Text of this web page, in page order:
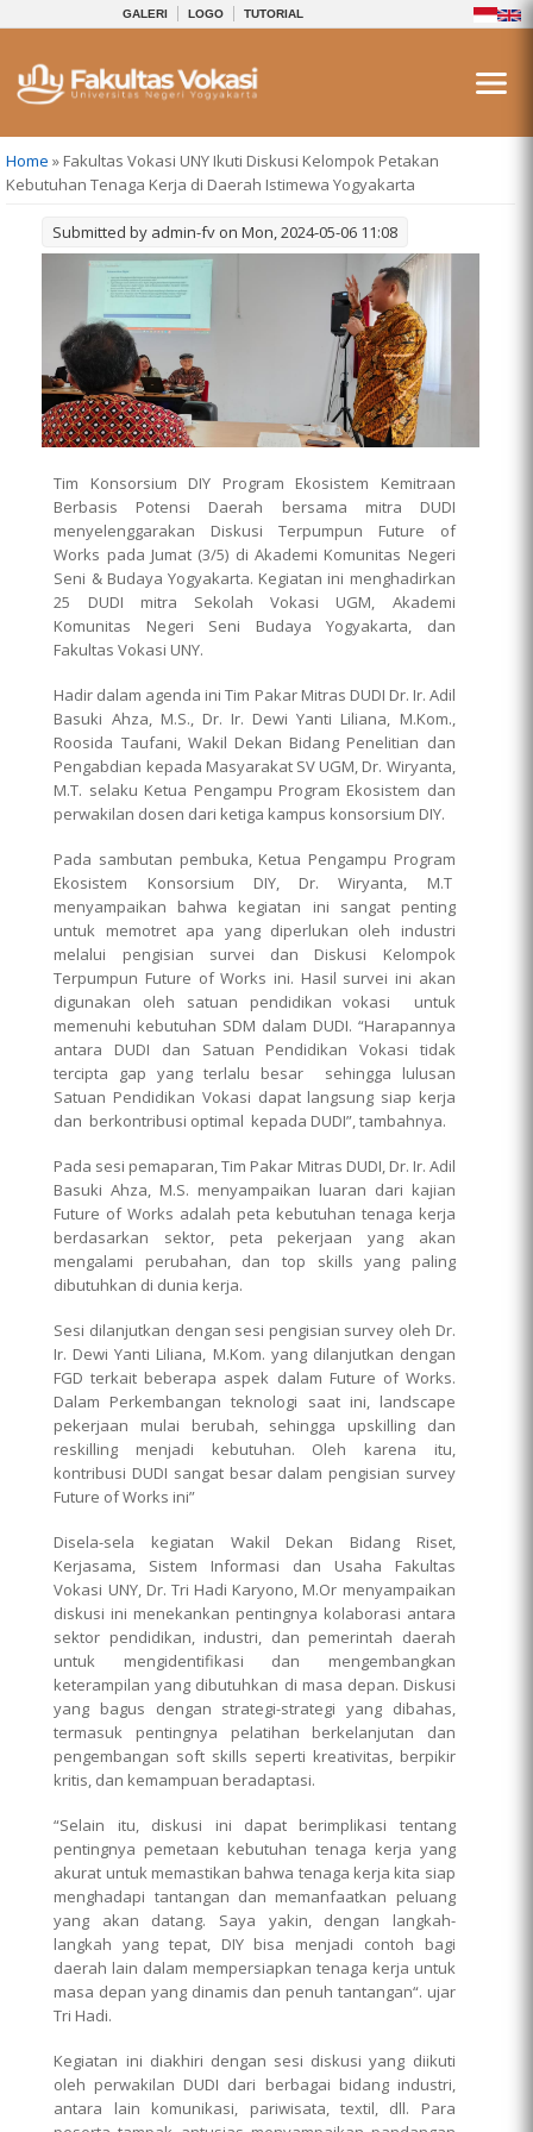
GALERI LOGO TUTORIAL
You are here
Home » Fakultas Vokasi UNY Ikuti Diskusi Kelompok Petakan
Kebutuhan Tenaga Kerja di Daerah Istimewa Yogyakarta
Submitted by admin-fv on Mon, 2024-05-06 11:08
Tim Konsorsium DIY Program Ekosistem Kemitraan
Berbasis Potensi Daerah bersama mitra DUDI
menyelenggarakan Diskusi Terpumpun Future of
Works pada Jumat (3/5) di Akademi Komunitas Negeri
Seni & Budaya Yogyakarta. Kegiatan ini menghadirkan
25 DUDI mitra Sekolah Vokasi UGM, Akademi
Komunitas Negeri Seni Budaya Yogyakarta, dan
Fakultas Vokasi UNY.
Hadir dalam agenda ini Tim Pakar Mitras DUDI Dr. Ir. Adil
Basuki Ahza, M.S., Dr. Ir. Dewi Yanti Liliana, M.Kom.,
Roosida Taufani, Wakil Dekan Bidang Penelitian dan
Pengabdian kepada Masyarakat SV UGM, Dr. Wiryanta,
M.T. selaku Ketua Pengampu Program Ekosistem dan
perwakilan dosen dari ketiga kampus konsorsium DIY.
Pada sambutan pembuka, Ketua Pengampu Program
Ekosistem Konsorsium DIY, Dr. Wiryanta, M.T
menyampaikan bahwa kegiatan ini sangat penting
untuk memotret apa yang diperlukan oleh industri
melalui pengisian survei dan Diskusi Kelompok
Terpumpun Future of Works ini. Hasil survei ini akan
digunakan oleh satuan pendidikan vokasi untuk
memenuhi kebutuhan SDM dalam DUDI. “Harapannya
antara DUDI dan Satuan Pendidikan Vokasi tidak
tercipta gap yang terlalu besar sehingga lulusan
Satuan Pendidikan Vokasi dapat langsung siap kerja
dan berkontribusi optimal kepada DUDI”, tambahnya.
Pada sesi pemaparan, Tim Pakar Mitras DUDI, Dr. Ir. Adil
Basuki Ahza, M.S. menyampaikan luaran dari kajian
Future of Works adalah peta kebutuhan tenaga kerja
berdasarkan sektor, peta pekerjaan yang akan
mengalami perubahan, dan top skills yang paling
dibutuhkan di dunia kerja.
Sesi dilanjutkan dengan sesi pengisian survey oleh Dr.
Ir. Dewi Yanti Liliana, M.Kom. yang dilanjutkan dengan
FGD terkait beberapa aspek dalam Future of Works.
Dalam Perkembangan teknologi saat ini, landscape
pekerjaan mulai berubah, sehingga upskilling dan
reskilling menjadi kebutuhan. Oleh karena itu,
kontribusi DUDI sangat besar dalam pengisian survey
Future of Works ini”
Disela-sela kegiatan Wakil Dekan Bidang Riset,
Kerjasama, Sistem Informasi dan Usaha Fakultas
Vokasi UNY, Dr. Tri Hadi Karyono, M.Or menyampaikan
diskusi ini menekankan pentingnya kolaborasi antara
sektor pendidikan, industri, dan pemerintah daerah
untuk mengidentifikasi dan mengembangkan
keterampilan yang dibutuhkan di masa depan. Diskusi
yang bagus dengan strategi-strategi yang dibahas,
termasuk pentingnya pelatihan berkelanjutan dan
pengembangan soft skills seperti kreativitas, berpikir
kritis, dan kemampuan beradaptasi.
“Selain itu, diskusi ini dapat berimplikasi tentang
pentingnya pemetaan kebutuhan tenaga kerja yang
akurat untuk memastikan bahwa tenaga kerja kita siap
menghadapi tantangan dan memanfaatkan peluang
yang akan datang. Saya yakin, dengan langkah-
langkah yang tepat, DIY bisa menjadi contoh bagi
daerah lain dalam mempersiapkan tenaga kerja untuk
masa depan yang dinamis dan penuh tantangan“. ujar
Tri Hadi.
Kegiatan ini diakhiri dengan sesi diskusi yang diikuti
oleh perwakilan DUDI dari berbagai bidang industri,
antara lain komunikasi, pariwisata, textil, dll. Para